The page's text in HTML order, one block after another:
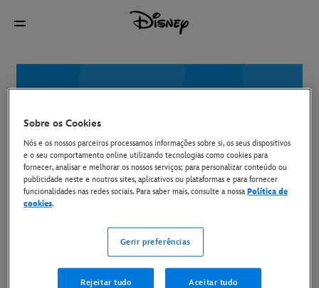
Regulamento
Passatempos Redes
Sociais
Sobre os Cookies
Nós e os nossos parceiros processamos informações sobre si, os seus dispositivos
e o seu comportamento online utilizando tecnologias como cookies para
fornecer, analisar e melhorar os nossos serviços; para personalizar conteúdo ou
publicidade neste e noutros sites, aplicativos ou plataformas e para fornecer
funcionalidades nas redes sociais. Para saber mais, consulte a nossaPolítica de
cookies.
Gerir preferências
Rejeitar tudo Aceitar tudo